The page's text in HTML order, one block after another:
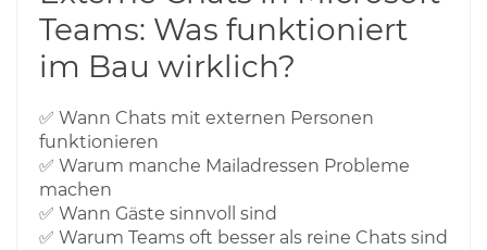
Teams: Was funktioniert
im Bau wirklich?
✅ Wann Chats mit externen Personen
funktionieren
✅ Warum manche Mailadressen Probleme
machen
✅ Wann Gäste sinnvoll sind
✅ Warum Teams oft besser als reine Chats sind